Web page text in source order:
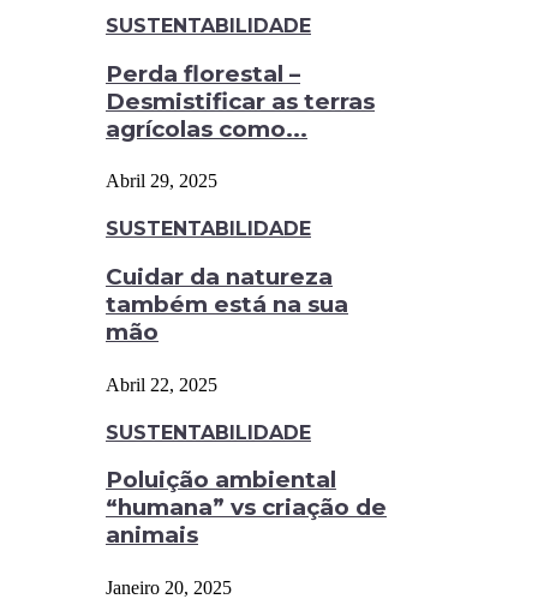
SUSTENTABILIDADE
Perda florestal –
Desmistificar as terras
agrícolas como...
Abril 29, 2025
SUSTENTABILIDADE
Cuidar da natureza
também está na sua
mão
Abril 22, 2025
SUSTENTABILIDADE
Poluição ambiental
“humana” vs criação de
animais
Janeiro 20, 2025